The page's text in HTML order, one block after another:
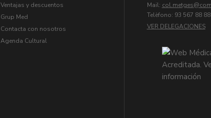
Ventajas y descuentos
Grup Med
Contacta con nosotros
Agenda Cultural
Mail: col.metges
Telèfono: 93 567 88 88
VER DELEGACIONES